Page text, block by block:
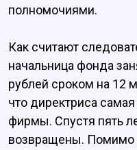
полномочиями.
Как считают
начальница фонда
рублей сроком на 12
что директриса
фирмы. Спустя пять
возвращены. Помимо